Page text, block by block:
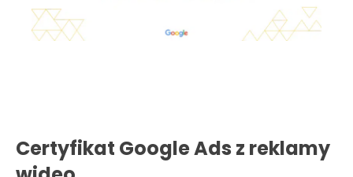
Certyfikat Google Ads z reklamy